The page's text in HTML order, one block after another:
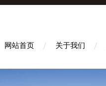
网站首页 关于我们